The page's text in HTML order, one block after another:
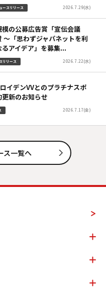
ースリリース 2026.7.29(水)
模の公募広告賞「宣伝会議
～「思わずジャパネットを利
アイデア」を募集...
リリース 2026.7.22(水)
イデンVVとのプラチナスポ
新のお知らせ
2026.7.17(金)
ス一覧へ